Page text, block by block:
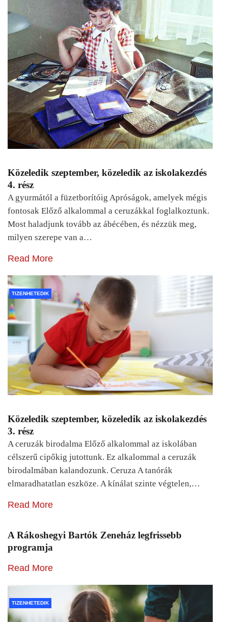
Közeledik szeptember, közeledik az iskolakezdés
4. rész
A gyurmától a füzetborítóig Apróságok, amelyek mégis
fontosak Előző alkalommal a ceruzákkal foglalkoztunk.
Most haladjunk tovább az ábécében, és nézzük meg,
milyen szerepe van a…
Read More
TIZENHETEDIK
Közeledik szeptember, közeledik az iskolakezdés
3. rész
A ceruzák birodalma Előző alkalommal az iskolában
célszerű cipőkig jutottunk. Ez alkalommal a ceruzák
birodalmában kalandozunk. Ceruza A tanórák
elmaradhatatlan eszköze. A kínálat szinte végtelen,…
Read More
A Rákoshegyi Bartók Zeneház legfrissebb
programja
Read More
TIZENHETEDIK